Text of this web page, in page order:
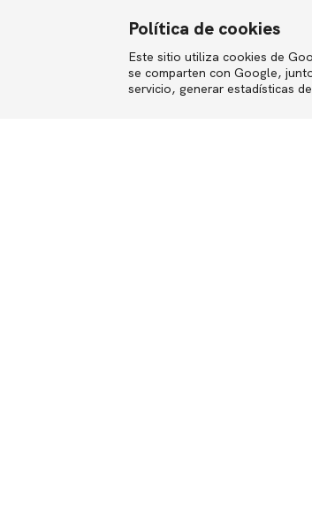
English
más
(46%),
Política de cookies
Este sitio utiliza cookies de
se comparten con Google,
servicio, generar estadísticas